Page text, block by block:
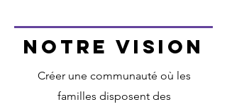
notre vision
Créer une communauté où les
familles disposent des